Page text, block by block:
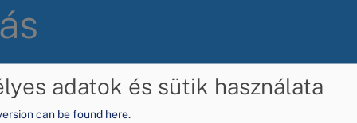
adatok és sütik használata
can be found here.